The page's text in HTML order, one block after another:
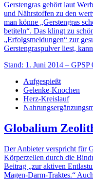
Gerstengras gehört laut
und Nährstoffen zu den
man könne „Gerstengras
betiteln“. Das klingt zu
„Erfolgsmeldungen“ zur
Gerstengraspulver liest,
Stand: 1. Juni 2014 – GPSP
Aufgespießt
Gelenke-Knochen
Herz-Kreislauf
Globalium
Der Anbieter verspricht für
Körperzellen durch die
Beitrag „zur aktiven
Magen-Darm-Traktes.“